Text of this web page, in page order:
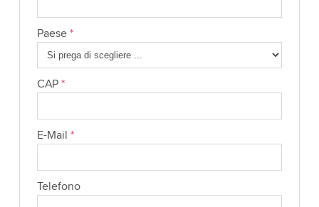
Paese *
CAP *
E-Mail *
Telefono